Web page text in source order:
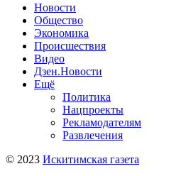
Новости
Общество
Экономика
Происшествия
Видео
Дзен.Новости
Ещё
Политика
Нацпроекты
Рекламодателям
Развлечения
© 2023 Искитимская газета